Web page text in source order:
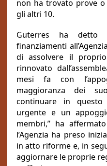
non ha trovato prove
gli altri 10.
Guterres ha detto
finanziamenti
di assolvere il
rinnovato
mesi fa con
maggioranza dei
continuare in
urgente e un
membri,” ha
l’Agenzia ha preso
in atto riforme e, in
aggiornare le proprie